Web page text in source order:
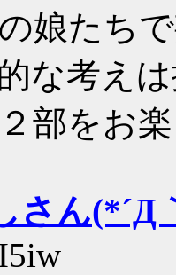
娘たち
な考え
部をお
さん(*´Д